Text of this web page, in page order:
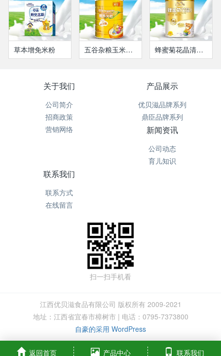
草本增免米粉 五谷杂粮玉米胚芽 蜂蜜菊花晶清润宝（瓶装）
关于我们
公司简介
招商政策
营销网络
产品展示
优贝滋品牌系列
鼎臣品牌系列
新闻资讯
公司动态
育儿知识
联系我们
联系方式
在线留言
扫一扫手机看
江西优贝滋食品有限公司 版权所有 2009-2021
地址：江西省宜春市樟树市 | 电话：0795-7373800
自豪的采用 WordPress
返回首页 产品中心 联系我们